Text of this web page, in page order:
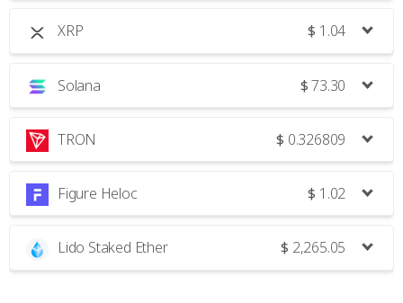
XRP $ 1.04
Solana $73.30
TRON $ 0.326809
Figure Heloc $ 1.02
Lido Staked Ether $ 2,265.05